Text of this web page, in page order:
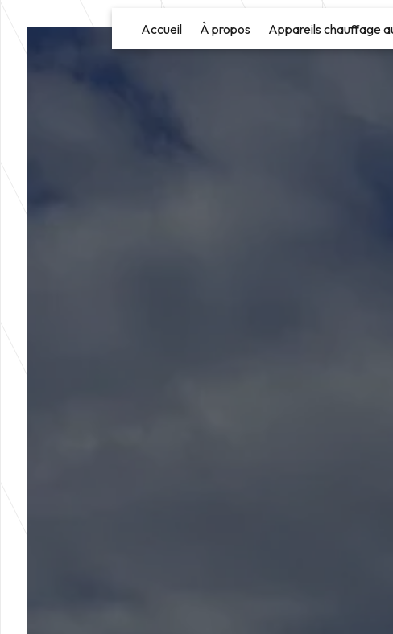
Accueil À propos Appareils chauffage
Panneau de gestion des cookies